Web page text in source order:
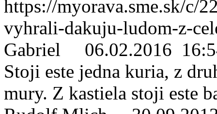
https://myorava.sme.sk/c/
vyhrali-dakuju-ludom-z-
Gabriel 06.02.2016
Stoji este jedna kuria, z
mury. Z kastiela stoji este